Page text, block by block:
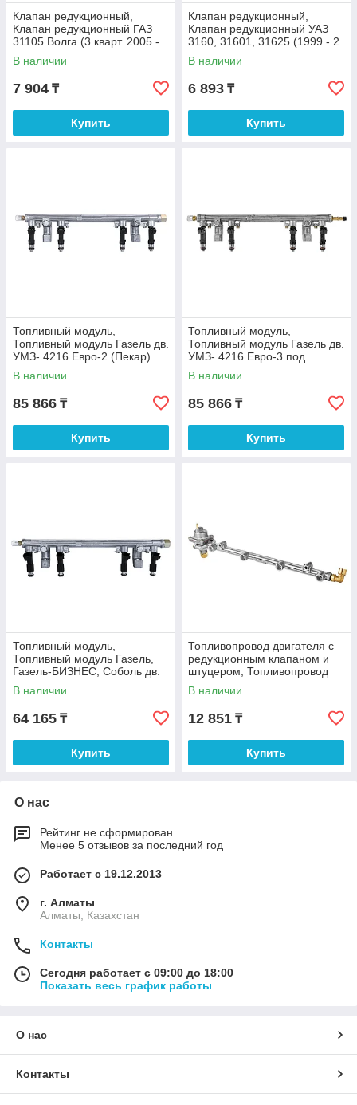
Клапан редукционный,
Клапан редукционный ГАЗ
31105 Волга (3 кварт. 2005 -
2009 г.в.), УАЗ 31519 Хантер,
В наличии
7 904 ₸
Купить
Клапан редукционный,
Клапан редукционный УАЗ
3160, 31601, 31625 (1999 - 2
кварт. 2008 г.в.) УМЗ-421.10,
В наличии
6 893 ₸
Купить
Топливный модуль,
Топливный модуль Газель дв.
УМЗ- 4216 Евро-2 (Пекар)
В наличии
85 866 ₸
Купить
Топливный модуль,
Топливный модуль Газель дв.
УМЗ- 4216 Евро-3 под
быстросьемные соединения
(Пекар)
В наличии
85 866 ₸
Купить
Топливный модуль,
Топливный модуль Газель,
Газель-БИЗНЕС, Соболь дв.
42164 (Евро-4), УМЗ
газобензиновый 421647
В наличии
64 165 ₸
Купить
Топливопровод двигателя с
редукционным клапаном и
штуцером, Топливопровод
ГАЗ 31105, УАЗ 31519 дв.
40522.10,
В наличии
12 851 ₸
Купить
О нас
Рейтинг не сформирован
Менее 5 отзывов за последний год
Работает с 19.12.2013
г. Алматы
Алматы, Казахстан
Контакты
Сегодня работает с 09:00 до 18:00
Показать весь график работы
О нас
Контакты